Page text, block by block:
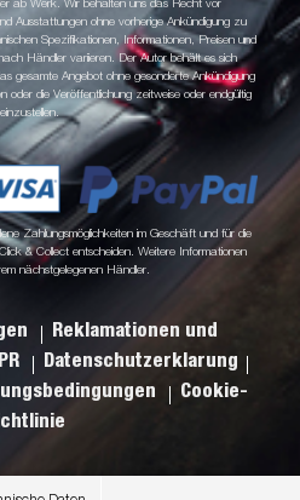
ab Werk. Wir behalten uns das Recht vor
Ausstattungen ohne vorherige Ankündigung zu
Spezifikationen, Informationen, Preisen und
Händler variieren. Der Autor behält es sich
gesamte Angebot ohne gesonderte Ankündigung
die Veröffentlichung zeitweise oder endgültig
einzustellen.
Zahlungsmöglichkeiten im Geschäft und für die
& Collect entscheiden. Weitere Informationen
nächstgelegenen Händler.
Reklamationen und
Datenschutzerklarung
Cookie-